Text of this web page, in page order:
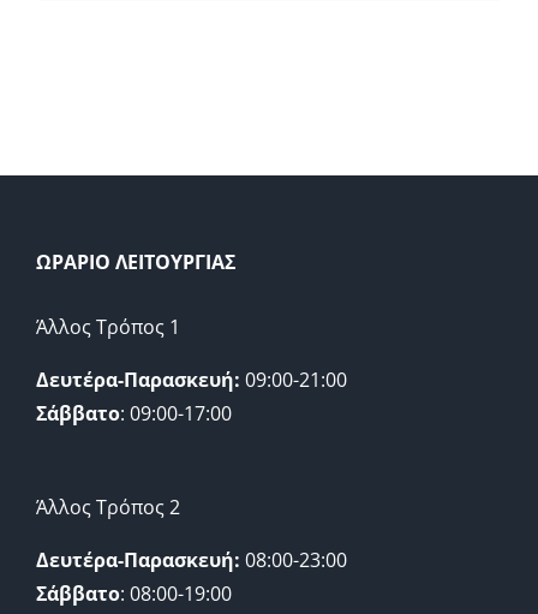
ΩΡΑΡΙΟ ΛΕΙΤΟΥΡΓΙΑΣ
Άλλος Τρόπος 1
Δευτέρα-Παρασκευή: 09:00-21:00
Σάββατο: 09:00-17:00
Άλλος Τρόπος 2
Δευτέρα-Παρασκευή: 08:00-23:00
Σάββατο: 08:00-19:00